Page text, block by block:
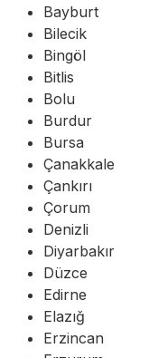
Bayburt
Bilecik
Bingöl
Bitlis
Bolu
Burdur
Bursa
Çanakkale
Çankırı
Çorum
Denizli
Diyarbakır
Düzce
Edirne
Elazığ
Erzincan